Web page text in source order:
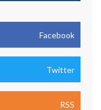
Facebook
Twitter
RSS